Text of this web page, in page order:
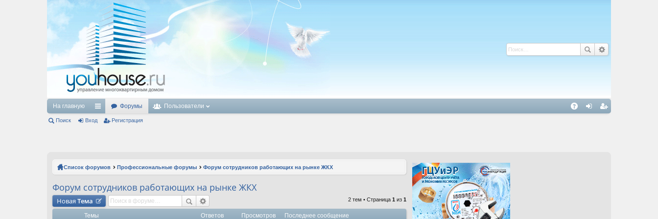
На главную С
с
и
Форумы Пользователи
Поиск Вход Регистрация
Список форумов Профессиональные форумы Форум сотрудников работающих на рынке ЖКХ
Форум сотрудников работающих на рынке ЖКХ
Новая Тема 2 тем • Страница 1 из 1
Темы Ответов Просмотров Последнее сообщение